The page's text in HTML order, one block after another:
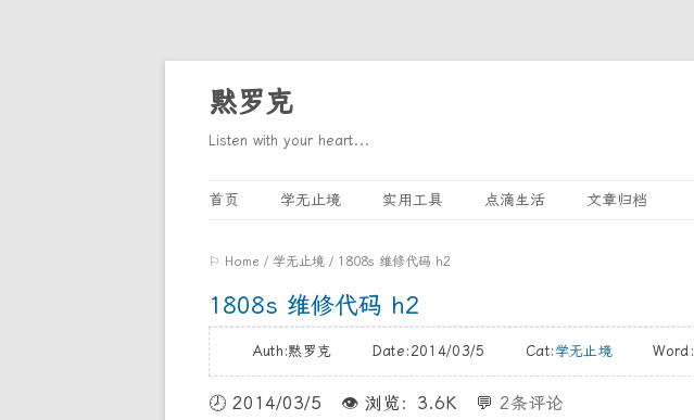
黙罗克
Listen with your heart...
首页 学无止境 实用工具 点滴生活 文章归档
⚐ Home / 学无止境 / 1808s 维修代码 h2
1808s 维修代码 h2
Auth:黙罗克 Date:2014/03/5 Cat: 学无止境Word:
🕗️ 2014/03/5 👁️ 浏览：3.6K 💬 2条评论